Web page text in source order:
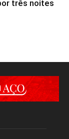
três noites